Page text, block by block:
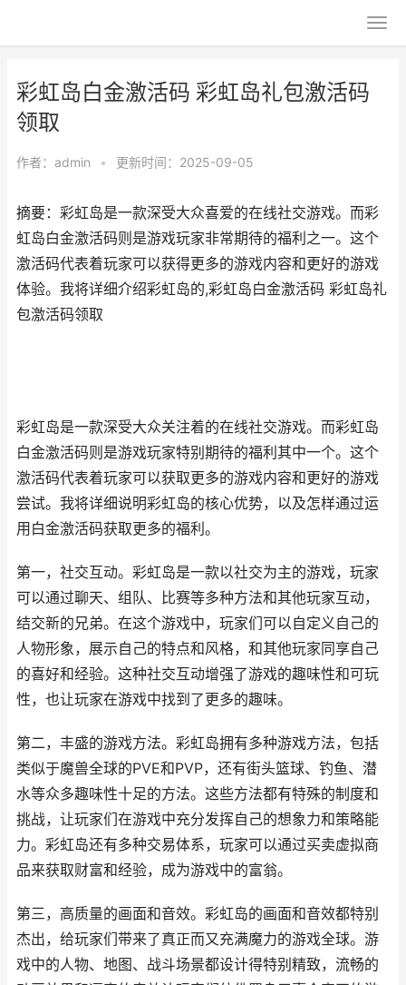
彩虹岛白金激活码 彩虹岛礼包激活码
领取
作者： admin • 更新时间：2025-09-05
摘要：彩虹岛是一款深受大众喜爱的在线社交游戏。而彩
虹岛白金激活码则是游戏玩家非常期待的福利之一。这个
激活码代表着玩家可以获得更多的游戏内容和更好的游戏
体验。我将详细介绍彩虹岛的,彩虹岛白金激活码 彩虹岛礼
包激活码领取
彩虹岛是一款深受大众关注着的在线社交游戏。而彩虹岛
白金激活码则是游戏玩家特别期待的福利其中一个。这个
激活码代表着玩家可以获取更多的游戏内容和更好的游戏
尝试。我将详细说明彩虹岛的核心优势，以及怎样通过运
用白金激活码获取更多的福利。
第一，社交互动。彩虹岛是一款以社交为主的游戏，玩家
可以通过聊天、组队、比赛等多种方法和其他玩家互动，
结交新的兄弟。在这个游戏中，玩家们可以自定义自己的
人物形象，展示自己的特点和风格，和其他玩家同享自己
的喜好和经验。这种社交互动增强了游戏的趣味性和可玩
性，也让玩家在游戏中找到了更多的趣味。
第二，丰盛的游戏方法。彩虹岛拥有多种游戏方法，包括
类似于魔兽全球的PVE和PVP，还有街头篮球、钓鱼、潜
水等众多趣味性十足的方法。这些方法都有特殊的制度和
挑战，让玩家们在游戏中充分发挥自己的想象力和策略能
力。彩虹岛还有多种交易体系，玩家可以通过买卖虚拟商
品来获取财富和经验，成为游戏中的富翁。
第三，高质量的画面和音效。彩虹岛的画面和音效都特别
杰出，给玩家们带来了真正而又充满魔力的游戏全球。游
戏中的人物、地图、战斗场景都设计得特别精致，流畅的